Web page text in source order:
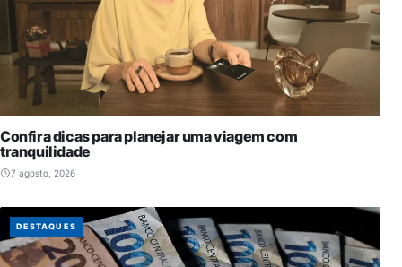
Confira dicas para planejar uma viagem com
tranquilidade
7 agosto, 2026
DESTAQUES